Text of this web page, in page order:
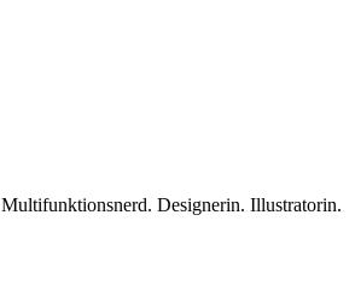
Designerin. Illustratorin.